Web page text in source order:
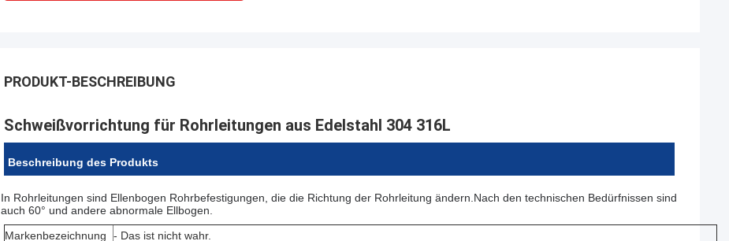
PRODUKT-BESCHREIBUNG
Schweißvorrichtung für Rohrleitungen aus Edelstahl 304 316L
Beschreibung des Produkts
In Rohrleitungen sind Ellenbogen Rohrbefestigungen, die die Richtung der Rohrleitung ändern.Nach den technischen Bedürfnissen sind
auch 60° und andere abnormale Ellbogen.
Markenbezeichnung
- Das ist nicht wahr.